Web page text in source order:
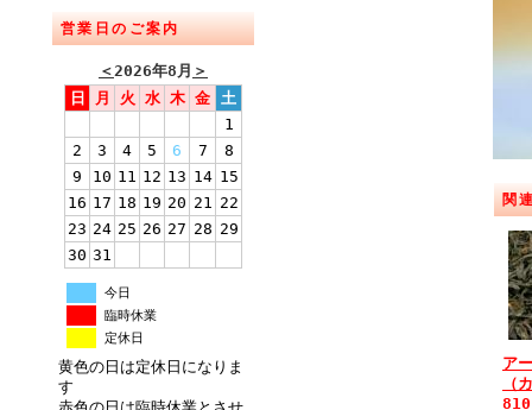
営業日のご案内
＜2026年8月 ＞
日
月 火 水 木 金 土
1
2
3 4 5 6 7
8
9
10 11 12 13 14 15
16 17 18 19 20 21 22
23 24 25 26 27 28 29
30 31
今日
臨時休業
定休日
黄色の日は定休日になりま
す
関
ア
（